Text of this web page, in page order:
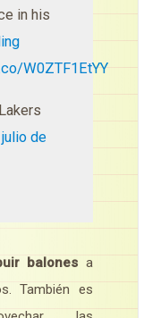
in his
W0ZTF1EtYY
de
balones a
También es